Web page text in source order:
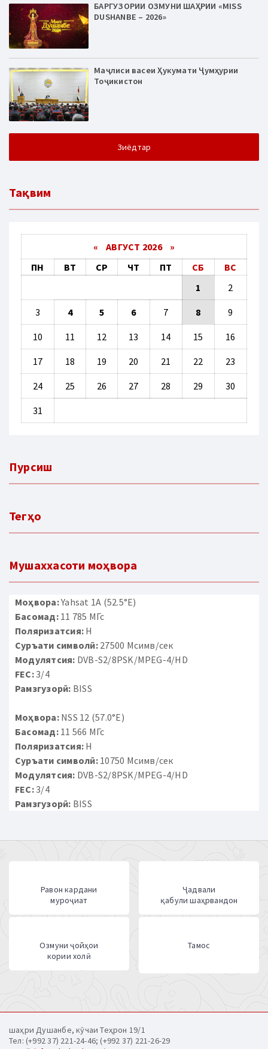
БАРГУЗОРИИ ОЗМУНИ ШАҲРИИ «MISS
DUSHANBE – 2026»
Маҷлиси васеи Ҳукумати Ҷумҳурии
Тоҷикистон
Зиёдтар
Тақвим
« АВГУСТ 2026 »
ПН
ВТ СР ЧТ ПТ СБ
ВС
1
2
3 4 5 6 7 8 9
10 11 12 13 14 15 16
17 18 19 20 21 22 23
24 25 26 27 28 29 30
31
Пурсиш
Тегҳо
Мушаххасоти моҳвора
Моҳвора:Yahsat 1A (52.5°E)
Басомад:11 785 МГс
Поляризатсия: H
Суръати символӣ:27500 Мсимв/сек
Модулятсия: DVB-S2/8PSK/MPEG-4/HD
FEC:3/4
Рамзгузорӣ: BISS
Моҳвора:NSS 12 (57.0°E)
Басомад:11 566 МГс
Поляризатсия: H
Суръати символӣ:10750 Мсимв/сек
Модулятсия: DVB-S2/8PSK/MPEG-4/HD
FEC:3/4
Рамзгузорӣ: BISS
Равон кардани
муроҷиат
Ҷадвали
қабули шаҳрвандон
Озмуни ҷойҳои
кории холӣ
Тамос
шаҳри Душанбе, кӯчаи Теҳрон 19/1
Тел: (+992 37) 221-24-46; (+992 37) 221-26-29